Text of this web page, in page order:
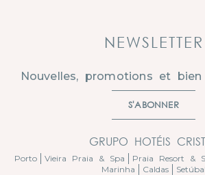
NEWSLETTER
Nouvelles, promotions et
S'ABONNER
GRUPO HOTÉIS
Porto Vieira Praia & Spa Praia Resort &
Marinha
Caldas Setúbal